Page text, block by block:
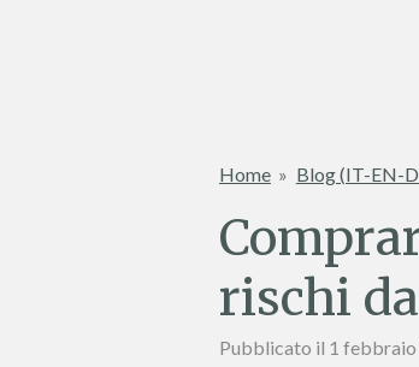
Home » Blog (IT-EN-
rischi
Pubblicato il 1